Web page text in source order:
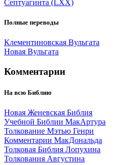
Септуагинта (LXX)
Полные переводы
Клементиновская Вульгата
Новая Вульгата
Комментарии
На всю Библию
Новая Женевская Библия
Учебной Библии МакАртура
Толкование Мэтью Генри
Комментарии МакДональда
Толковая Библия Лопухина
Толкования Августина